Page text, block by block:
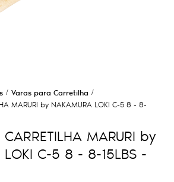
Varas para Carretilha
MARURI by NAKAMURA LOKI C-5 8 - 8-
MARURI by
LOKI C-5 8 - 8-15LBS -